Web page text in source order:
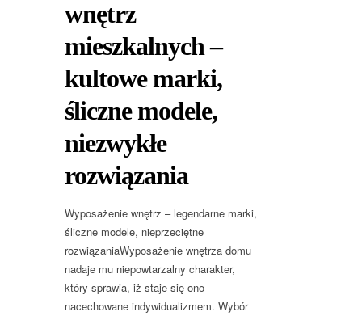
wnętrz
mieszkalnych –
kultowe marki,
śliczne modele,
niezwykłe
rozwiązania
Wyposażenie wnętrz – legendarne marki,
śliczne modele, nieprzeciętne
rozwiązaniaWyposażenie wnętrza domu
nadaje mu niepowtarzalny charakter,
który sprawia, iż staje się ono
nacechowane indywidualizmem. Wybór